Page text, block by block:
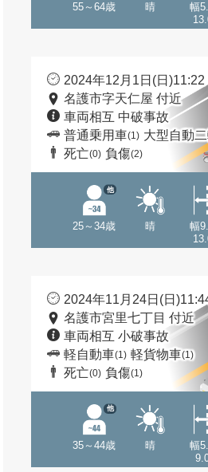
55～64歳 晴
幅
2024年12月1日(日)11:22
名護市字天仁屋 付近
車両相互 中破事故
普通乗用車(1) 大型自動
死亡(0) 負傷(2)
25～34歳
他
晴
幅
2024年11月24日(日
名護市宮里七丁目 付近
車両相互 小破事故
軽自動車(1) 軽貨物車(1)
死亡(0) 負傷(1)
35～44歳
他
晴
幅